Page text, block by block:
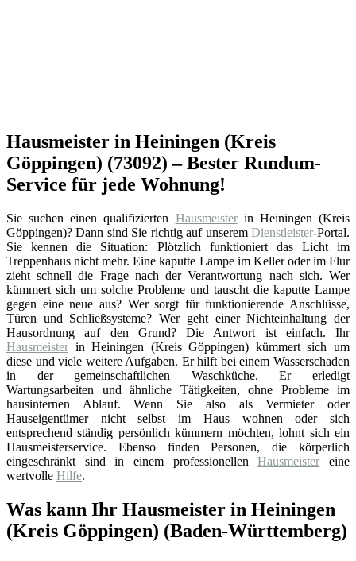
Hausmeister in Heiningen (Kreis
Göppingen) (73092) – Bester Rundum-
Service für jede Wohnung!
Sie suchen einen qualifizierten Hausmeisterin Heiningen (Kreis
Göppingen)? Dann sind Sie richtig auf unserem Dienstleister-Portal.
Sie kennen die Situation: Plötzlich funktioniert das Licht im
Treppenhaus nicht mehr. Eine kaputte Lampe im Keller oder im Flur
zieht schnell die Frage nach der Verantwortung nach sich. Wer
kümmert sich um solche Probleme und tauscht die kaputte Lampe
gegen eine neue aus? Wer sorgt für funktionierende Anschlüsse,
Türen und Schließsysteme? Wer geht einer Nichteinhaltung der
Hausordnung auf den Grund? Die Antwort ist einfach. Ihr
Hausmeister in Heiningen (Kreis Göppingen) kümmert sich um
diese und viele weitere Aufgaben. Er hilft bei einem Wasserschaden
in der gemeinschaftlichen Waschküche. Er erledigt
Wartungsarbeiten und ähnliche Tätigkeiten, ohne Probleme im
hausinternen Ablauf. Wenn Sie also als Vermieter oder
Hauseigentümer nicht selbst im Haus wohnen oder sich
entsprechend ständig persönlich kümmern möchten, lohnt sich ein
Hausmeisterservice. Ebenso finden Personen, die körperlich
eingeschränkt sind in einem professionellenHausmeister eine
wertvolle Hilfe.
Was kann Ihr Hausmeister in Heiningen
(Kreis Göppingen) (Baden-Württemberg)